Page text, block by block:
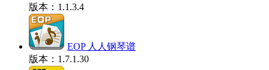
版本：1.1.3.4
EOP 人人钢琴谱
版本：1.7.1.30